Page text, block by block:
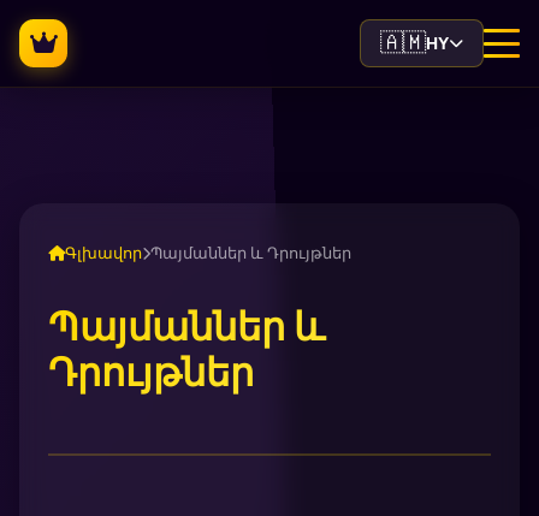
🇦🇲HY
Գլխավոր Պայմաններ և Դրույթներ
Պայմաններ և
Դրույթներ